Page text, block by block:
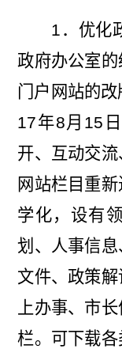
1 ．优化
政府办公室
门户网站的
17年8月 15
开、互动交
网站栏目重
学化，设有
划、人事信
文件、政策
上办事、市
栏。可下载